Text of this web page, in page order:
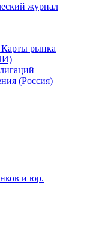
журнал
рынка
(Россия)
и юр.